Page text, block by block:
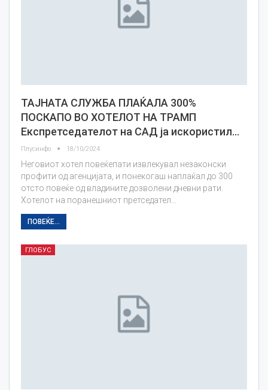
ТАЈНАТА СЛУЖБА ПЛАЌАЛА 300%
ПОСКАПО ВО ХОТЕЛОТ НА ТРАМП
Експретседателот на САД ја искористил…
Плусинфо 18/10/2024
Неговиот хотел повеќепати извлекувал незаконски
профити од агенцијата, и понекогаш наплаќал до 300
отсто повеќе од владините дозволени дневни рати.
Хотелот на поранешниот претседател…
ПОВЕЌЕ...
ГЛОБУС